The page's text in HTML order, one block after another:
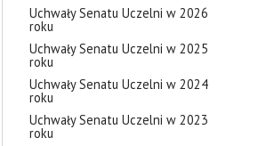
Uchwały Senatu Uczelni w 2026
roku
Uchwały Senatu Uczelni w 2025
roku
Uchwały Senatu Uczelni w 2024
roku
Uchwały Senatu Uczelni w 2023
roku